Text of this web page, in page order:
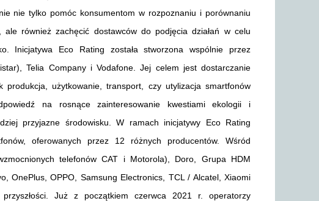
nie tylko pomóc konsumentom w rozpoznaniu i porównaniu
ale również zachęcić dostawców do podjęcia działań w celu
Inicjatywa Eco Rating została stworzona wspólnie przez
Telia Company i Vodafone. Jej celem jest dostarczanie
użytkowanie, transport, czy utylizacja smartfonów
na rosnące zainteresowanie kwestiami ekologii i
przyjazne środowisku. W ramach inicjatywy Eco Rating
oferowanych przez 12 różnych producentów. Wśród
telefonów CAT i Motorola), Doro, Grupa HDM
OnePlus, OPPO, Samsung Electronics, TCL / Alcatel, Xiaomi
Już z początkiem czerwca 2021 r. operatorzy